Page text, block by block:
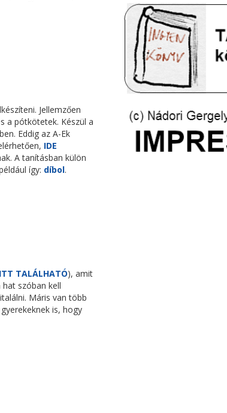
Jellemzően
a pótkötetek. Készül a
Eddig az A-Ek
IDE
A tanításban külön
így: díbol.
ITT TALÁLHATÓ), amit
szóban kell
Máris van több
is, hogy